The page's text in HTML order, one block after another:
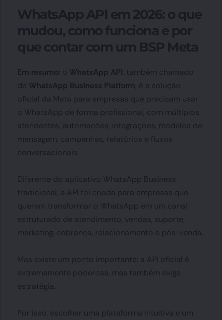
Em resumo: o WhatsApp API , também chamado
de WhatsApp Business Platform , é a solução
oficial da Meta para empresas que precisam usar
o WhatsApp de forma profissional, com múltiplos
atendentes, automações, integrações, modelos de
mensagem, campanhas, relatórios e fluxos
conversacionais.
Diferente do aplicativo WhatsApp Business
tradicional, a API foi criada para empresas que
querem transformar o WhatsApp em um canal
estruturado de atendimento, vendas, suporte,
marketing, cobrança, relacionamento e pós-venda.
Mas existe um ponto importante: a API oficial é
extremamente poderosa, mas também exige
estratégia.
Por isso, escolher uma plataforma intuitiva e um